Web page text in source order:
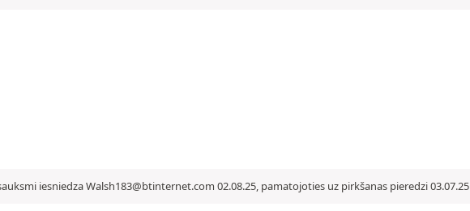
iesniedza Walsh183@btinternet.com 02.08.25, pamatojoties uz pirkšanas pieredzi 03.07.25